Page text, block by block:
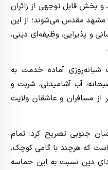
و بخش قابل توجهی از زائران
مشهد مقدس می‌شوند؛ از این
و پذیرایی، وظیفه‌ای دینی،
آماده خدمت به
آب آشامیدنی، شربت و
از مسافران و عاشقان ولایت
جنوبی تصریح کرد: تمام
که هرچند با گامی کوچک،
دین نسبت به این حماسه